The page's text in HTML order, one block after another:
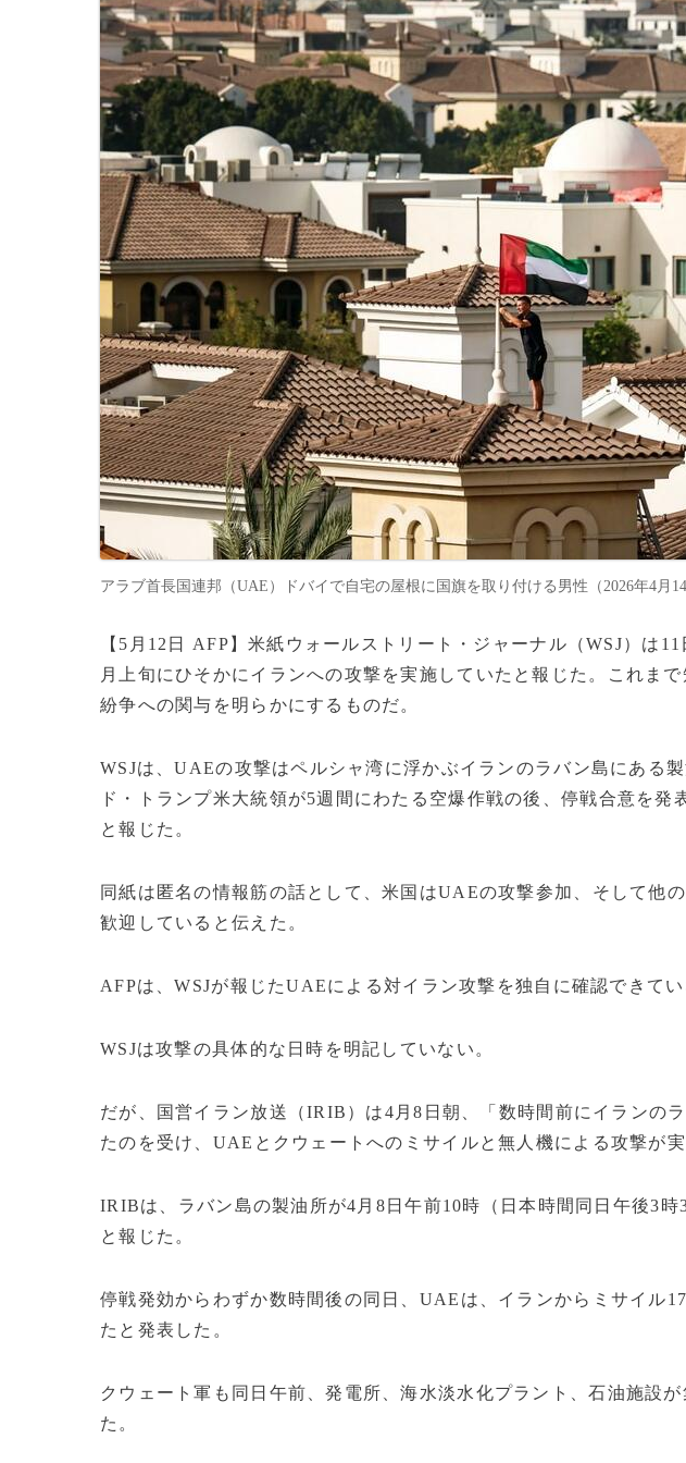
アラブ首長国連邦（UAE）ドバイで自宅の屋根に国旗を取り付ける男性（2026年4月
【5月12日 AFP】米紙ウォールストリート・ジャーナル（WSJ）は
月上旬にひそかにイランへの攻撃を実施していたと報じた。これま
紛争への関与を明らかにするものだ。
WSJは、UAEの攻撃はペルシャ湾に浮かぶイランのラバン島にある
ド・トランプ米大統領が5週間にわたる空爆作戦の後、停戦合意を発
と報じた。
同紙は匿名の情報筋の話として、米国はUAEの攻撃参加、そして他
歓迎していると伝えた。
AFPは、WSJが報じたUAEによる対イラン攻撃を独自に確認できてい
WSJは攻撃の具体的な日時を明記していない。
だが、国営イラン放送（IRIB）は4月8日朝、「数時間前にイランの
たのを受け、UAEとクウェートへのミサイルと無人機による攻撃が実
IRIBは、ラバン島の製油所が4月8日午前10時（日本時間同日午後3時
と報じた。
停戦発効からわずか数時間後の同日、UAEは、イランからミサイル
たと発表した。
クウェート軍も同日午前、発電所、海水淡水化プラント、石油施設
た。